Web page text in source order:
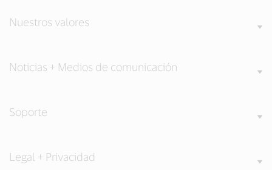
Nuestros valores
Noticias + Medios de comunicación
Soporte
Legal + Privacidad